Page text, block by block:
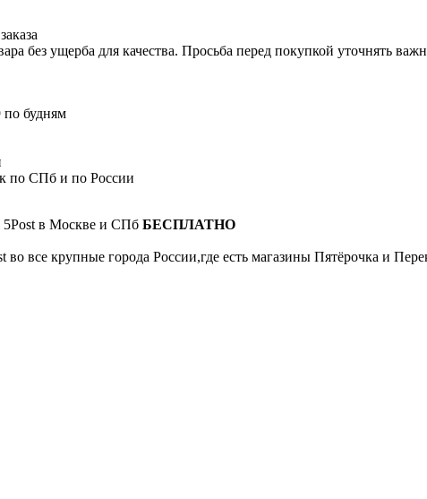
без ущерба для качества. Просьба перед покупкой уточнять
будням
по СПб и по России
в Москве и СПб БЕСПЛАТНО
все крупные города России,где есть магазины Пятёрочка и